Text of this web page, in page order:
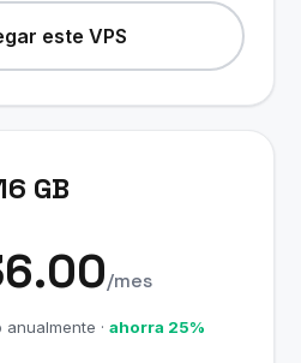
este VPS
GB
/mes
· ahorra 25%